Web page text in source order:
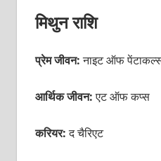
मिथुन राशि
प्रेम जीवन:नाइट ऑफ
आर्थिक जीवन:एट ऑफ कप्स
करियर:द चैरिएट